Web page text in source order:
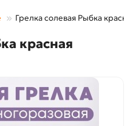
Грелка солевая Рыбка
красная